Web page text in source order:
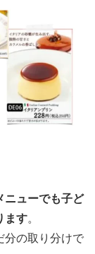
ニューでも子ど
ます。
分の取り分けで